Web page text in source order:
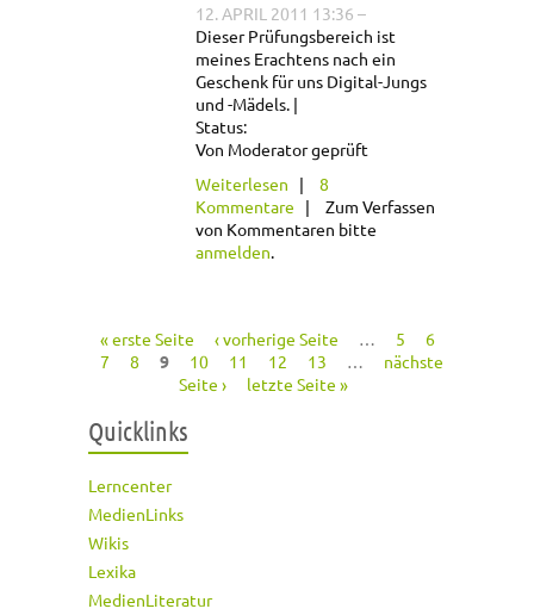
12. APRIL 2011 13:36 –
Dieser Prüfungsbereich ist
meines Erachtens nach ein
Geschenk für uns Digital-Jungs
und -Mädels.
Status:
Von Moderator geprüft
Weiterlesen über
Datenübertragungsrate
Tutorial
8
Kommentare
Zum Verfassen
von Kommentaren bitte
anmelden
Seiten
« erste Seite ‹ vorherige Seite 5
6
7
8 9 10 11 12 13
nächste
Seite ›
letzte Seite »
Quicklinks
Lerncenter
MedienLinks
Wikis
Lexika
MedienLiteratur